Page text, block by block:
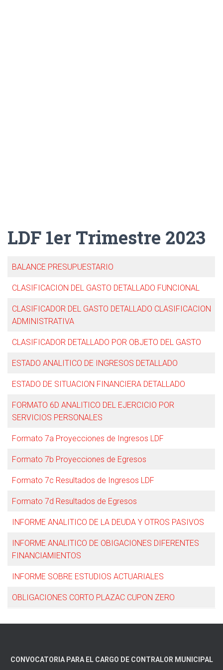
LDF 1er Trimestre 2023
BALANCE PRESUPUESTARIO
CLASIFICACION DEL GASTO DETALLADO FUNCIONAL
CLASIFICADOR DEL GASTO DETALLADO CLASIFICACION
ADMINISTRATIVA
CLASIFICADOR DETALLADO POR OBJETO DEL GASTO
ESTADO ANALITICO DE INGRESOS DETALLADO
ESTADO DE SITUACION FINANCIERA DETALLADO
FORMATO 6D ANALITICO DEL EJERCICIO POR
SERVICIOS PERSONALES
Formato 7a Proyecciones de Ingresos LDF
Formato 7b Proyecciones de Egresos
Formato 7c Resultados de Ingresos LDF
Formato 7d Resultados de Egresos
INFORME ANALITICO DE LA DEUDA Y OTROS PASIVOS
INFORME ANALITICO DE OBIGACIONES DIFERENTES
FINANCIAMIENTOS
INFORME SOBRE ESTUDIOS ACTUARIALES
OBLIGACIONES CORTO PLAZAC CUPON ZERO
CONVOCATORIA PARA EL CARGO DE CONTRALOR MUNICIPAL